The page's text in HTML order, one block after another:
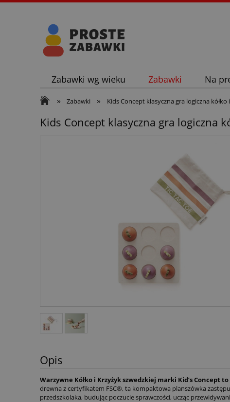
Zabawki wg wieku Zabawki Na
» Zabawki » Kids Concept klasyczna gra logiczna kółko
Kids Concept klasyczna gra logiczna
Opis
Warzywne Kółko i Krzyżyk szwedzkiej marki Kid’s
drewna z certyfikatem FSC®, ta kompaktowa planszówka
przedszkolaka, budując poczucie sprawczości, ucząc